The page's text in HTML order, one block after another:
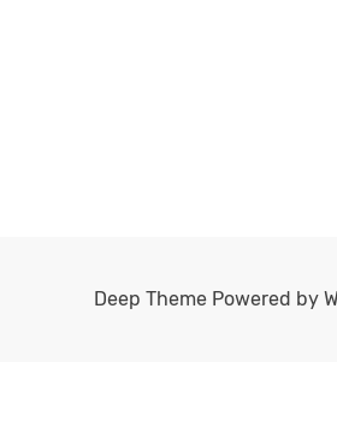
Deep Theme Powered by